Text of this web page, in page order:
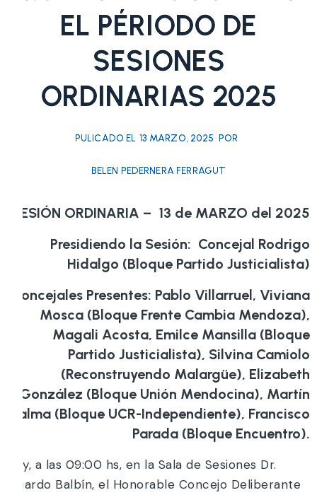
EL PÉRIODO DE
SESIONES
ORDINARIAS 2025
PULICADO EL 13 MARZO, 2025 POR
BELEN PEDERNERA FERRAGUT
SESIÓN ORDINARIA – 13 de MARZO del 2025
Presidiendo la Sesión: Concejal Rodrigo
Hidalgo (Bloque Partido Justicialista)
Concejales Presentes: Pablo Villarruel, Viviana
Mosca (Bloque Frente Cambia Mendoza),
Magali Acosta, Emilce Mansilla (Bloque
Partido Justicialista), Silvina Camiolo
(Reconstruyendo Malargüe), Elizabeth
González (Bloque Unión Mendocina), Martín
Palma (Bloque UCR-Independiente), Francisco
Parada (Bloque Encuentro).
Hoy, a las 09:00 hs, en la Sala de Sesiones Dr.
Ricardo Balbín, el Honorable Concejo Deliberante